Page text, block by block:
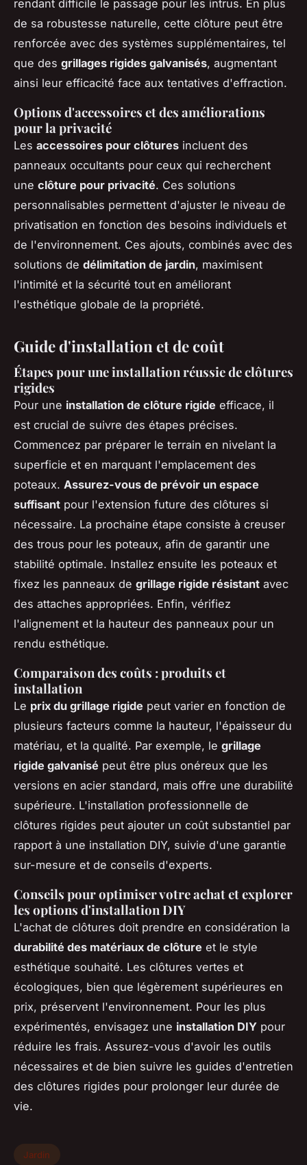
rendant difficile le passage pour les intrus. En plus
de sa robustesse naturelle, cette clôture peut être
renforcée avec des systèmes supplémentaires, tel
que des grillages rigides galvanisés, augmentant
ainsi leur efficacité face aux tentatives d'effraction.
Options d'accessoires et des améliorations
pour la privacité
Les accessoires pour clôtures incluent des
panneaux occultants pour ceux qui recherchent
une clôture pour privacité. Ces solutions
personnalisables permettent d'ajuster le niveau de
privatisation en fonction des besoins individuels et
de l'environnement. Ces ajouts, combinés avec des
solutions de délimitation de jardin, maximisent
l'intimité et la sécurité tout en améliorant
l'esthétique globale de la propriété.
Guide d'installation et de coût
Étapes pour une installation réussie de clôtures
rigides
Pour une installation de clôture rigide efficace, il
est crucial de suivre des étapes précises.
Commencez par préparer le terrain en nivelant la
superficie et en marquant l'emplacement des
poteaux. Assurez-vous de prévoir un espace
suffisant pour l'extension future des clôtures si
nécessaire. La prochaine étape consiste à creuser
des trous pour les poteaux, afin de garantir une
stabilité optimale. Installez ensuite les poteaux et
fixez les panneaux de grillage rigide résistant avec
des attaches appropriées. Enfin, vérifiez
l'alignement et la hauteur des panneaux pour un
rendu esthétique.
Comparaison des coûts : produits et
installation
Le prix du grillage rigide peut varier en fonction de
plusieurs facteurs comme la hauteur, l'épaisseur du
matériau, et la qualité. Par exemple, le grillage
rigide galvanisé peut être plus onéreux que les
versions en acier standard, mais offre une durabilité
supérieure. L'installation professionnelle de
clôtures rigides peut ajouter un coût substantiel par
rapport à une installation DIY, suivie d'une garantie
sur-mesure et de conseils d'experts.
Conseils pour optimiser votre achat et explorer
les options d'installation DIY
L'achat de clôtures doit prendre en considération la
durabilité des matériaux de clôture et le style
esthétique souhaité. Les clôtures vertes et
écologiques, bien que légèrement supérieures en
prix, préservent l'environnement. Pour les plus
expérimentés, envisagez une installation DIY pour
réduire les frais. Assurez-vous d'avoir les outils
nécessaires et de bien suivre les guides d'entretien
des clôtures rigides pour prolonger leur durée de
vie.
Jardin